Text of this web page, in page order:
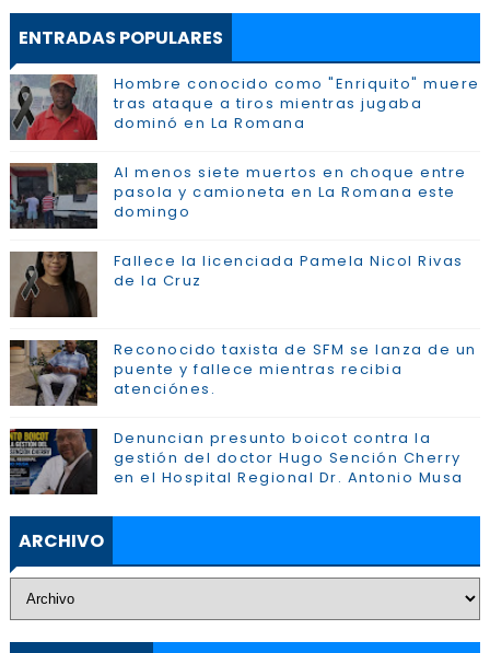
ENTRADAS POPULARES
Hombre conocido como "Enriquito" muere
tras ataque a tiros mientras jugaba
dominó en La Romana
Al menos siete muertos en choque entre
pasola y camioneta en La Romana este
domingo
Fallece la licenciada Pamela Nicol Rivas
de la Cruz
Reconocido taxista de SFM se lanza de un
puente y fallece mientras recibia
atenciónes.
Denuncian presunto boicot contra la
gestión del doctor Hugo Sención Cherry
en el Hospital Regional Dr. Antonio Musa
ARCHIVO